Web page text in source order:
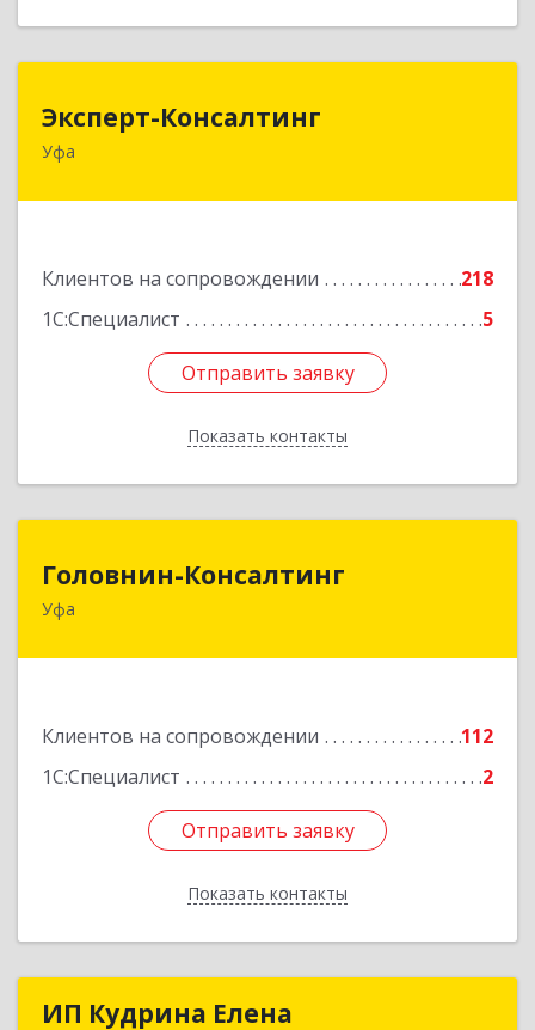
Эксперт-Консалтинг
Уфа
Клиентов на сопровождении
218
1С:Специалист
5
Отправить заявку
Показать контакты
450059, Башкортостан Респ, Уфимский р-н, Уфа
Отправить заявку
Назад
Головнин-Консалтинг
Уфа
Клиентов на сопровождении
112
1С:Специалист
2
Отправить заявку
Показать контакты
450006, Башкортостан Респ, Уфа г, Ленина ул,
Отправить заявку
Назад
ИП Кудрина ЕленаИП Кудрина Елена